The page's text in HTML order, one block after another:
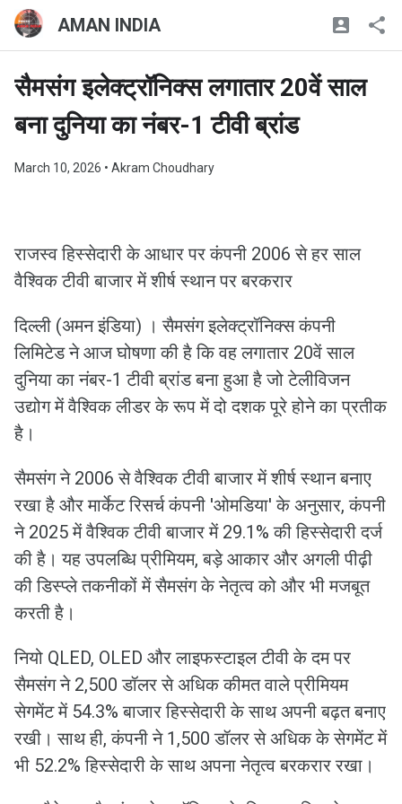
AMAN INDIA
सैमसंग इलेक्ट्रॉनिक्स लगातार 20वें साल
बना दुनिया का नंबर-1 टीवी ब्रांड
March 10, 2026 • Akram Choudhary
राजस्व हिस्सेदारी के आधार पर कंपनी 2006 से हर साल
वैश्विक टीवी बाजार में शीर्ष स्थान पर बरकरार
दिल्ली (अमन इंडिया) । सैमसंग इलेक्ट्रॉनिक्स कंपनी
लिमिटेड ने आज घोषणा की है कि वह लगातार 20वें साल
दुनिया का नंबर-1 टीवी ब्रांड बना हुआ है जो टेलीविजन
उद्योग में वैश्विक लीडर के रूप में दो दशक पूरे होने का प्रतीक
है।
सैमसंग ने 2006 से वैश्विक टीवी बाजार में शीर्ष स्थान बनाए
रखा है और मार्केट रिसर्च कंपनी 'ओमडिया' के अनुसार, कंपनी
ने 2025 में वैश्विक टीवी बाजार में 29.1% की हिस्सेदारी दर्ज
की है। यह उपलब्धि प्रीमियम, बड़े आकार और अगली पीढ़ी
की डिस्प्ले तकनीकों में सैमसंग के नेतृत्व को और भी मजबूत
करती है।
नियो QLED, OLED और लाइफस्टाइल टीवी के दम पर
सैमसंग ने 2,500 डॉलर से अधिक कीमत वाले प्रीमियम
सेगमेंट में 54.3% बाजार हिस्सेदारी के साथ अपनी बढ़त बनाए
रखी। साथ ही, कंपनी ने 1,500 डॉलर से अधिक के सेगमेंट में
भी 52.2% हिस्सेदारी के साथ अपना नेतृत्व बरकरार रखा।